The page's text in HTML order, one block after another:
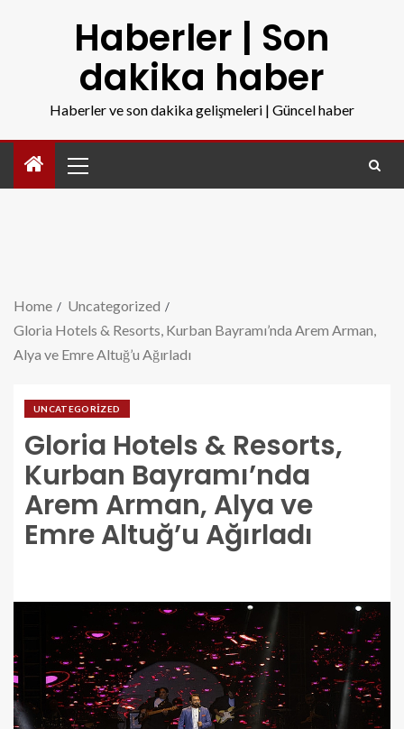
Haberler | Son
dakika haber
Haberler ve son dakika gelişmeleri | Güncel haber
Home
Uncategorized
Gloria Hotels & Resorts, Kurban Bayramı’nda Arem Arman,
Alya ve Emre Altuğ’u Ağırladı
UNCATEGORIZED
Gloria Hotels & Resorts,
Kurban Bayramı’nda
Arem Arman, Alya ve
Emre Altuğ’u Ağırladı